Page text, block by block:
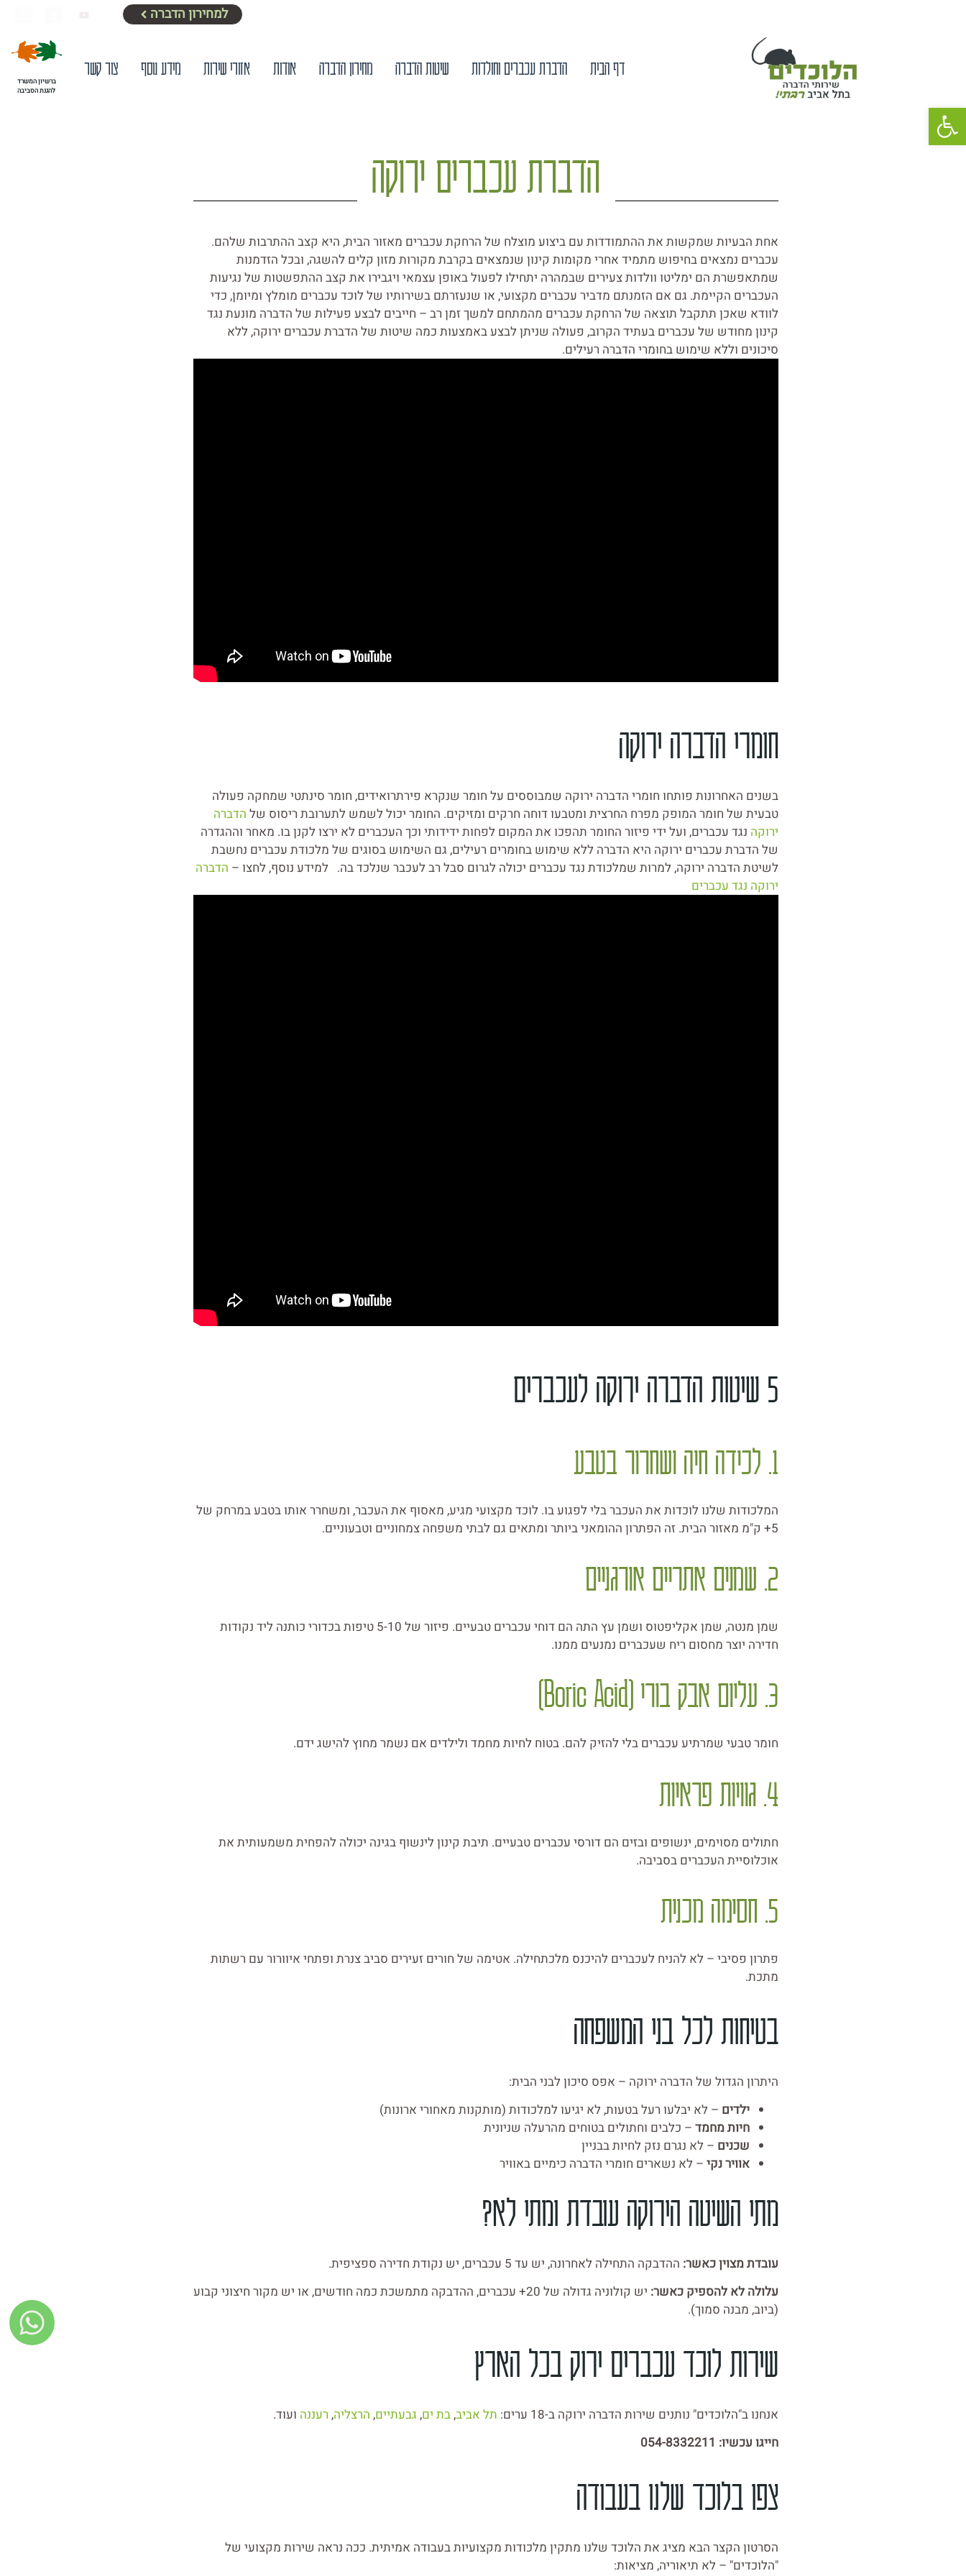
למחירון הדברה
דף הבית הדברת עכברים וחולדות שיטות הדברה מחירון הדברה אודות אזורי שירות מידע נוסף צור קשר
ברשיון המשרד
להגנת הסביבה
הדברת עכברים ירוקה
אחת הבעיות שמקשות את ההתמודדות עם ביצוע מוצלח של הרחקת עכברים מאזור הבית, היא קצב ההתרבות שלהם.
עכברים נמצאים בחיפוש מתמיד אחרי מקומות קינון שנמצאים בקרבת מקורות מזון קלים להשגה, ובכל הזדמנות
שמתאפשרת הם ימליטו וולדות צעירים שבמהרה יתחילו לפעול באופן עצמאי ויגבירו את קצב ההתפשטות של נגיעות
העכברים הקיימת. גם אם הזמנתם מדביר עכברים מקצועי, או שנעזרתם בשירותיו של לוכד עכברים מומלץ ומיומן, כדי
לוודא שאכן תתקבל תוצאה של הרחקת עכברים מהמתחם למשך זמן רב – חייבים לבצע פעילות של הדברה מונעת נגד
קינון מחודש של עכברים בעתיד הקרוב, פעולה שניתן לבצע באמצעות כמה שיטות של הדברת עכברים ירוקה, ללא
סיכונים וללא שימוש בחומרי הדברה רעילים.
חומרי הדברה ירוקה
בשנים האחרונות פותחו חומרי הדברה ירוקה שמבוססים על חומר שנקרא פירתרואידים, חומר סינתטי שמחקה פעולה
טבעית של חומר המופק מפרח החרצית ומטבעו דוחה חרקים ומזיקים. החומר יכול לשמש לתערובת ריסוס של הדברה
ירוקה נגד עכברים, ועל ידי פיזור החומר תהפכו את המקום לפחות ידידותי וכך העכברים לא ירצו לקנן בו. מאחר וההגדרה
של הדברת עכברים ירוקה היא הדברה ללא שימוש בחומרים רעילים, גם השימוש בסוגים של מלכודת עכברים נחשבת
לשיטת הדברה ירוקה, למרות שמלכודת נגד עכברים יכולה לגרום סבל רב לעכבר שנלכד בה. למידע נוסף, לחצו – הדברה
ירוקה נגד עכברים
5 שיטות הדברה ירוקה לעכברים
1. לכידה חיה ושחרור בטבע
המלכודות שלנו לוכדות את העכבר בלי לפגוע בו. לוכד מקצועי מגיע, מאסוף את העכבר, ומשחרר אותו בטבע במרחק של
5+ ק"מ מאזור הבית. זה הפתרון ההומאני ביותר ומתאים גם לבתי משפחה צמחוניים וטבעוניים.
2. שמנים אתריים אורגניים
שמן מנטה, שמן אקליפטוס ושמן עץ התה הם דוחי עכברים טבעיים. פיזור של 5-10 טיפות בכדורי כותנה ליד נקודות
חדירה יוצר מחסום ריח שעכברים נמנעים ממנו.
3. עליום אבק בורי (Boric Acid)
חומר טבעי שמרתיע עכברים בלי להזיק להם. בטוח לחיות מחמד ולילדים אם נשמר מחוץ להישג ידם.
4. גוויות פראיות
חתולים מסוימים, ינשופים ובזים הם דורסי עכברים טבעיים. תיבת קינון לינשוף בגינה יכולה להפחית משמעותית את
אוכלוסיית העכברים בסביבה.
5. חסימה מכנית
פתרון פסיבי – לא להניח לעכברים להיכנס מלכתחילה. אטימה של חורים זעירים סביב צנרת ופתחי איוורור עם רשתות
מתכת.
בטיחות לכל בני המשפחה
היתרון הגדול של הדברה ירוקה – אפס סיכון לבני הבית:
ילדים – לא יבלעו רעל בטעות, לא יגיעו למלכודות (מותקנות מאחורי ארונות)
חיות מחמד– כלבים וחתולים בטוחים מהרעלה שניונית
שכנים – לא נגרם נזק לחיות בבניין
אוויר נקי– לא נשארים חומרי הדברה כימיים באוויר
מתי השיטה הירוקה עובדת ומתי לא?
עובדת מצוין כאשר: ההדבקה התחילה לאחרונה, יש עד 5 עכברים, יש נקודת חדירה ספציפית.
עלולה לא להספיק כאשר:
יש קולוניה גדולה של 20+ עכברים, ההדבקה מתמשכת כמה חודשים, או יש מקור חיצוני קבוע
(ביוב, מבנה סמוך).
שירות לוכד עכברים ירוק בכל הארץ
אנחנו ב"הלוכדים" נותנים שירות הדברה ירוקה ב-18 ערים: תל אביב,בת ים, גבעתיים, הרצליה, רעננה ועוד.
חייגו עכשיו: 054-8332211
צפו בלוכד שלנו בעבודה
הסרטון הקצר הבא מציג את הלוכד שלנו מתקין מלכודות מקצועיות בעבודה אמיתית. ככה נראה שירות מקצועי של
"הלוכדים" – לא תיאוריה, מציאות:
פתח סרגל נגישות